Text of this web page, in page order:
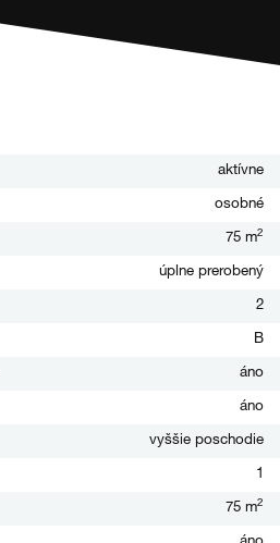
aktívne
osobné
75 m2
úplne prerobený
2
B
áno
áno
vyššie poschodie
1
75 m2